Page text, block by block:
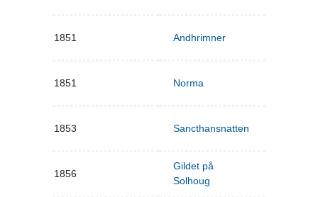
1851 Andhrimner
1851 Norma
1853 Sancthansnatten
1856
Gildet på
Solhoug